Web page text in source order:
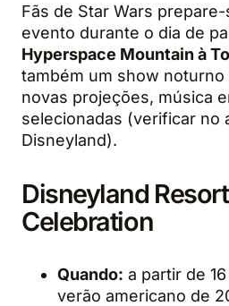
Fãs de Star Wars
evento durante o dia de
Hyperspace Mountain à
também um show
novas projeções, música
selecionadas (verificar no
Disneyland).
Disneyland
Celebration
Quando: a partir de
verão americano de